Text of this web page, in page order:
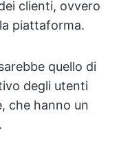
clienti, ovvero
piattaforma.
quello di
degli utenti
che hanno un